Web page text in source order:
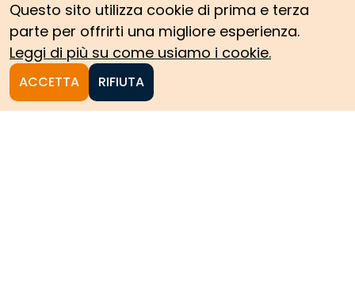
Questo sito utilizza cookie di prima e terza
parte per offrirti una migliore esperienza.
Leggi di più su come usiamo i cookie.
ACCETTA RIFIUTA